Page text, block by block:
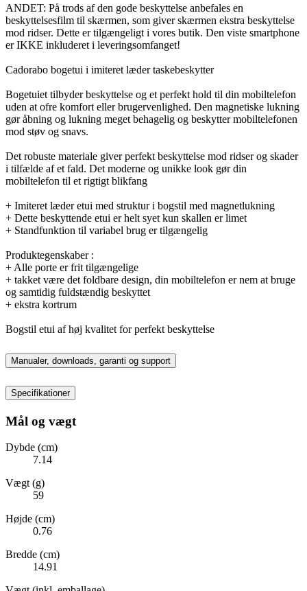
ANDET: På trods af den gode beskyttelse anbefales en
beskyttelsesfilm til skærmen, som giver skærmen ekstra beskyttelse
mod ridser. Dette er tilgængeligt i vores butik. Den viste smartphone
er IKKE inkluderet i leveringsomfanget!
Cadorabo bogetui i imiteret læder taskebeskytter
Bogetuiet tilbyder beskyttelse og et perfekt hold til din mobiltelefon
uden at ofre komfort eller brugervenlighed. Den magnetiske lukning
gør åbning og lukning meget behagelig og beskytter mobiltelefonen
mod støv og snavs.
Det robuste materiale giver perfekt beskyttelse mod ridser og skader
i tilfælde af et fald. Det moderne og unikke look gør din
mobiltelefon til et rigtigt blikfang
+ Imiteret læder etui med struktur i bogstil med magnetlukning
+ Dette beskyttende etui er helt syet kun skallen er limet
+ Standfunktion til variabel brug er tilgængelig
Produktegenskaber :
+ Alle porte er frit tilgængelige
+ takket være det foldbare design, din mobiltelefon er nem at bruge
og samtidig fuldstændig beskyttet
+ ekstra kortrum
Bogstil etui af høj kvalitet for perfekt beskyttelse
Manualer, downloads, garanti og support
Specifikationer
Mål og vægt
Dybde (cm)
7.14
Vægt (g)
59
Højde (cm)
0.76
Bredde (cm)
14.91